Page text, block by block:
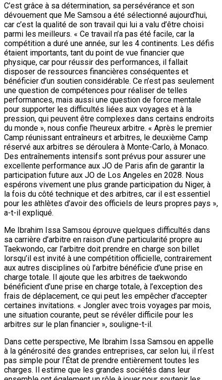
C’est grâce à sa détermination, sa persévérance et son
dévouement que Me Samsou a été sélectionné aujourd’hui,
car c’est la qualité de son travail qui lui a valu d’être choisi
parmi les meilleurs. « Ce travail n’a pas été facile, car la
compétition a duré une année, sur les 4 continents. Les défis
étaient importants, tant du point de vue financier que
physique, car pour réussir des performances, il fallait
disposer de ressources financières conséquentes et
bénéficier d’un soutien considérable. Ce n’est pas seulement
une question de compétences pour réaliser de telles
performances, mais aussi une question de force mentale
pour supporter les difficultés liées aux voyages et à la
pression, qui peuvent être complexes dans certains endroits
du monde », nous confie l’heureux arbitre. « Après le premier
Camp réunissant entraîneurs et arbitres, le deuxième Camp
réservé aux arbitres se déroulera à Monte-Carlo, à Monaco.
Des entraînements intensifs sont prévus pour assurer une
excellente performance aux JO de Paris afin de garantir la
participation future aux JO de Los Angeles en 2028. Nous
espérons vivement une plus grande participation du Niger, à
la fois du côté technique et des arbitres, car il est essentiel
pour les athlètes d’avoir des officiels de leurs propres pays »,
a-t-il expliqué.
Me Ibrahim Issa Samsou éprouve quelques difficultés dans
sa carrière d’arbitre en raison d’une particularité propre au
Taekwondo, car l’arbitre doit prendre en charge son billet
lorsqu’il est invité à une compétition officielle, contrairement
aux autres disciplines où l’arbitre bénéficie d’une prise en
charge totale. Il ajoute que les arbitres de taekwondo
bénéficient d’une prise en charge totale, à l’exception des
frais de déplacement, ce qui peut les empêcher d’accepter
certaines invitations. « Jongler avec trois voyages par mois,
une situation courante, peut se révéler difficile pour les
arbitres sur le plan financier », souligne-t-il.
Dans cette perspective, Me Ibrahim Issa Samsou en appelle
à la générosité des grandes entreprises, car selon lui, il n’est
pas simple pour l’État de prendre entièrement toutes les
charges. Il estime que les grandes sociétés dans leur